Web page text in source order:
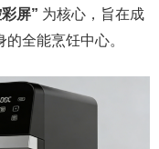
屏” 为核心，旨在成
全能烹饪中心。